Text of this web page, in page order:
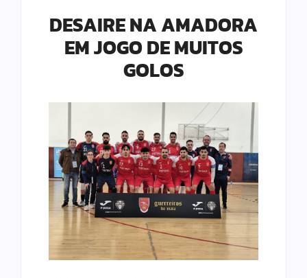
DESAIRE NA AMADORA
EM JOGO DE MUITOS
GOLOS